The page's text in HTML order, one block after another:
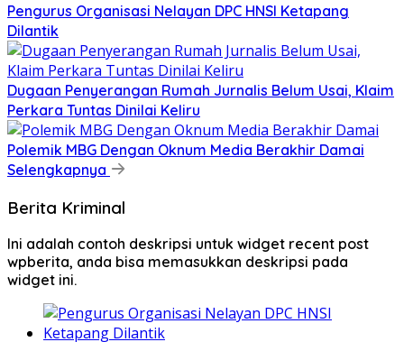
Pengurus Organisasi Nelayan DPC HNSI Ketapang
Dilantik
Dugaan Penyerangan Rumah Jurnalis Belum Usai, Klaim
Perkara Tuntas Dinilai Keliru
Polemik MBG Dengan Oknum Media Berakhir Damai
Selengkapnya
Berita Kriminal
Ini adalah contoh deskripsi untuk widget recent post
wpberita, anda bisa memasukkan deskripsi pada
widget ini.